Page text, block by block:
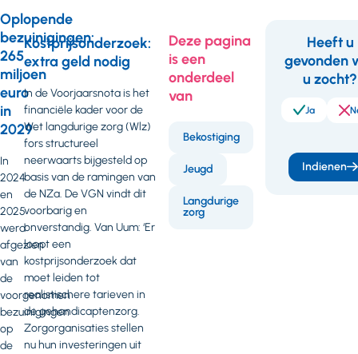
Oplopende
bezuinigingen:
265
miljoen
euro
in
2029
In
2024
en
2025
werd
afgezien
van
de
voorgenomen
bezuinigingen
op
de
Kostprijsonderzoek:
extra geld nodig
In de Voorjaarsnota is het
financiële kader voor de
Wet langdurige zorg (Wlz)
fors structureel
neerwaarts bijgesteld op
basis van de ramingen van
de NZa. De VGN vindt dit
voorbarig en
onverstandig. Van Uum: ‘Er
loopt een
kostprijsonderzoek dat
moet leiden tot
realistischere tarieven in
de gehandicaptenzorg.
Zorgorganisaties stellen
nu hun investeringen uit
Deze pagina
is een
onderdeel
van
Bekostiging
Jeugd
Langdurige
zorg
Heeft u
gevonden
u zocht?
Ja
Indienen